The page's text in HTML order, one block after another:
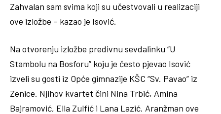
Zahvalan sam svima koji su učestvovali u realizaciji
ove izložbe – kazao je Isović.
Na otvorenju izložbe predivnu sevdalinku “U
Stambolu na Bosforu” koju je često pjevao Isović
izveli su gosti iz Opće gimnazije KŠC “Sv. Pavao” iz
Zenice. Njihov kvartet čini Nina Trbić, Amina
Bajramović, Ella Zulfić i Lana Lazić. Aranžman ove